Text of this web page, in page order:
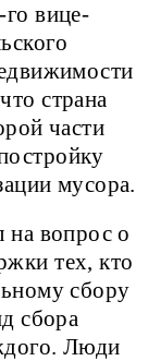
вице-
страна
части
мусора.
на вопрос о
тех, кто
сбору
сбора
Люди